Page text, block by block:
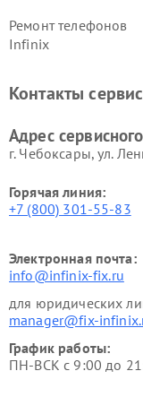
Ремонт телефонов
Infinix
Контакты
Адрес
г. Чебоксары, ул.
Горячая линия:
+7 (800) 301-55-83
Электронная почта:
info@infinix-fix.ru
для юридических
manager@fix-
График работы:
ПН-ВСК с 9:00 до